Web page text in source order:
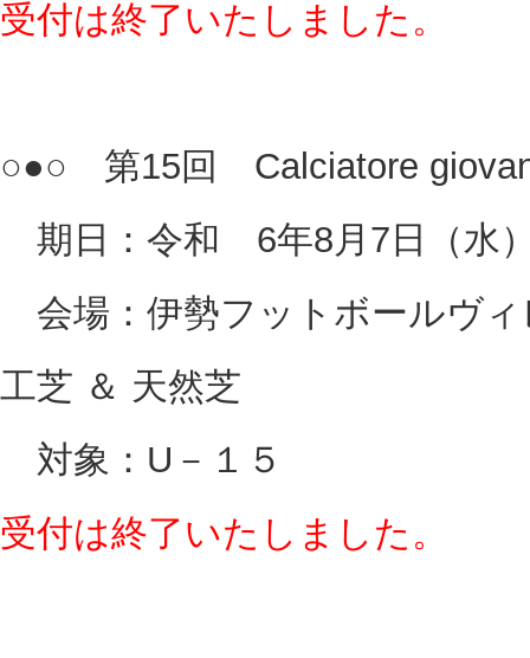
受付は終了いたしました。
○●○ 第15回 Calciatore
期日：令和 6年8月7日（水
会場：伊勢フットボールヴ
工芝 ＆ 天然芝
対象：U－１５
受付は終了いたしました。